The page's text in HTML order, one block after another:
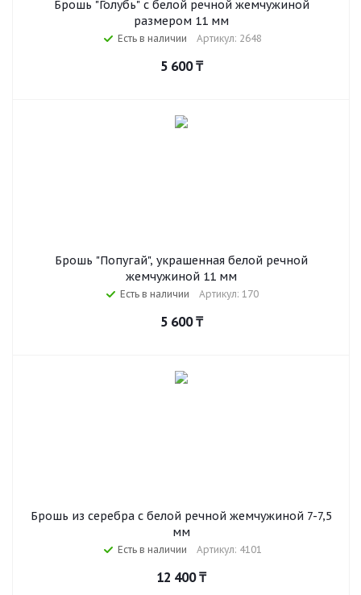
Брошь "Голубь" с белой речной жемчужиной
размером 11 мм
Есть в наличии Артикул: 2648
5 600₸
Брошь "Попугай", украшенная белой речной
жемчужиной 11 мм
Есть в наличии Артикул: 170
5 600₸
Брошь из серебра с белой речной жемчужиной 7-7,5
мм
Есть в наличии Артикул: 4101
12 400₸